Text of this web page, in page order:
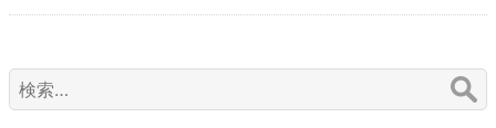
検
索: